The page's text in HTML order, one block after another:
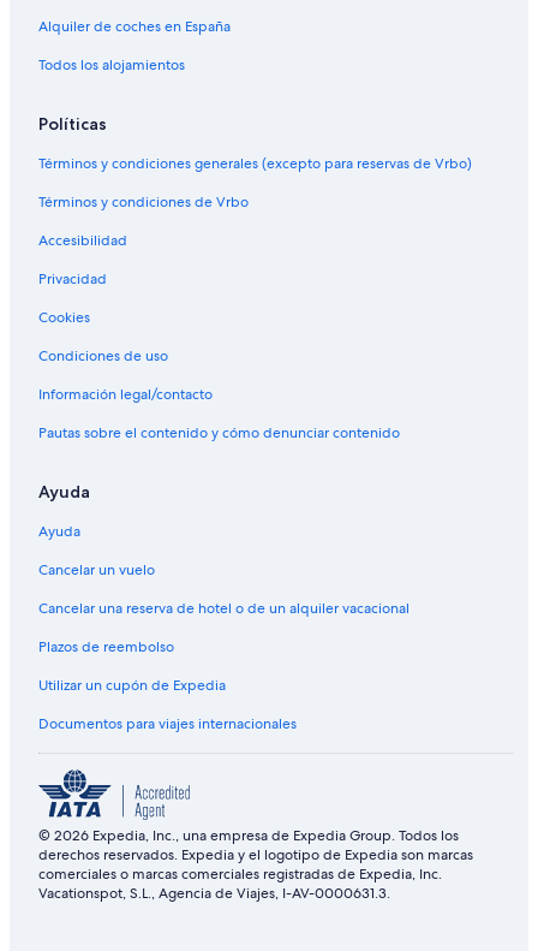
Alquiler de coches en España
Todos los alojamientos
Políticas
Términos y condiciones generales (excepto para reservas de Vrbo)
Términos y condiciones de Vrbo
Accesibilidad
Privacidad
Cookies
Condiciones de uso
Información legal/contacto
Pautas sobre el contenido y cómo denunciar contenido
Ayuda
Ayuda
Cancelar un vuelo
Cancelar una reserva de hotel o de un alquiler vacacional
Plazos de reembolso
Utilizar un cupón de Expedia
Documentos para viajes internacionales
© 2026 Expedia, Inc., una empresa de Expedia Group. Todos los
derechos reservados. Expedia y el logotipo de Expedia son marcas
comerciales o marcas comerciales registradas de Expedia, Inc.
Vacationspot, S.L., Agencia de Viajes, I-AV-0000631.3.